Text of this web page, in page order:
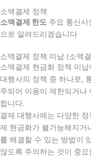
소액결제 정책
소액결제 한도 주요 통신사
으로 알려드리겠습니다
소액결제 정책 미납 (소액
소액결제 현금화 정책 미
대행사의 정책 중 하나로,
주되어 이용이 제한되거나
합니다.
결제 대행사에는 다양한
제 현금화가 불가능해지거
를 해결할 수 있는 방법이
않도록 주의하는 것이 중요